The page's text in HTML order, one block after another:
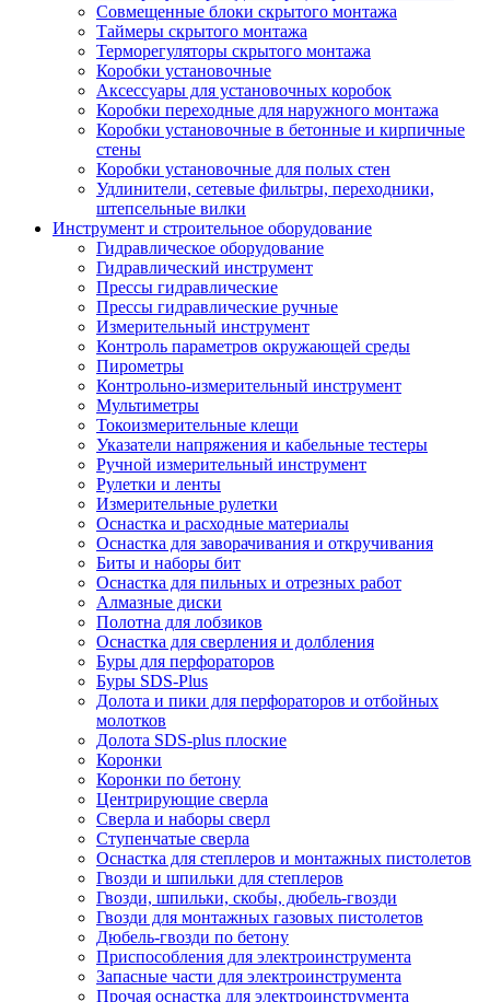
Совмещенные блоки скрытого монтажа
Таймеры скрытого монтажа
Терморегуляторы скрытого монтажа
Коробки установочные
Аксессуары для установочных коробок
Коробки переходные для наружного монтажа
Коробки установочные в бетонные и кирпичные
стены
Коробки установочные для полых стен
Удлинители, сетевые фильтры, переходники,
штепсельные вилки
Инструмент и строительное оборудование
Гидравлическое оборудование
Гидравлический инструмент
Прессы гидравлические
Прессы гидравлические ручные
Измерительный инструмент
Контроль параметров окружающей среды
Пирометры
Контрольно-измерительный инструмент
Мультиметры
Токоизмерительные клещи
Указатели напряжения и кабельные тестеры
Ручной измерительный инструмент
Рулетки и ленты
Измерительные рулетки
Оснастка и расходные материалы
Оснастка для заворачивания и откручивания
Биты и наборы бит
Оснастка для пильных и отрезных работ
Алмазные диски
Полотна для лобзиков
Оснастка для сверления и долбления
Буры для перфораторов
Буры SDS-Plus
Долота и пики для перфораторов и отбойных
молотков
Долота SDS-plus плоские
Коронки
Коронки по бетону
Центрирующие сверла
Сверла и наборы сверл
Ступенчатые сверла
Оснастка для степлеров и монтажных пистолетов
Гвозди и шпильки для степлеров
Гвозди, шпильки, скобы, дюбель-гвозди
Гвозди для монтажных газовых пистолетов
Дюбель-гвозди по бетону
Приспособления для электроинструмента
Запасные части для электроинструмента
Прочая оснастка для электроинструмента